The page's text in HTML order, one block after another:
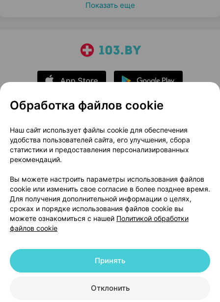
Показать еще
О проекте
Новости проекта
Размещение рекламы
Медицинский маркетинг
Публичный договор
Доставка
Способы оплаты
Вакансии
Партнеры
Написать руководителю 103.by
Написать в поддержку
Персональные настройки Cookie
© 2026 ООО «Артокс Лаб», УНП 191700409 | 220012, Республика Беларусь,
+375 291212755
Обработка файлов cookie
Наш сайт использует файлы cookie для обеспечения
удобства пользователей сайта, его улучшения, сбора
статистики и предоставления персонализированных
рекомендаций.
Вы можете настроить параметры использования файлов
cookie или изменить свое согласие в более позднее время.
Для получения дополнительной информации о целях,
сроках и порядке использования файлов cookie вы
можете ознакомиться с нашей Политикой обработки
файлов cookie
Отклонить
Принять